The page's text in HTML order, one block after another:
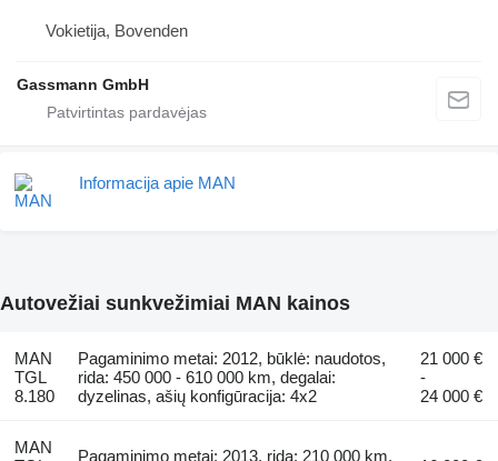
Vokietija, Bovenden
Gassmann GmbH
Informacija apie MAN
Autovežiai sunkvežimiai MAN kainos
MAN
TGL
8.180
Pagaminimo metai: 2012, būklė: naudotos,
rida: 450 000 - 610 000 km, degalai:
dyzelinas, ašių konfigūracija: 4x2
21 000 €
-
24 000 €
MAN
Pagaminimo metai: 2013, rida: 210 000 km,